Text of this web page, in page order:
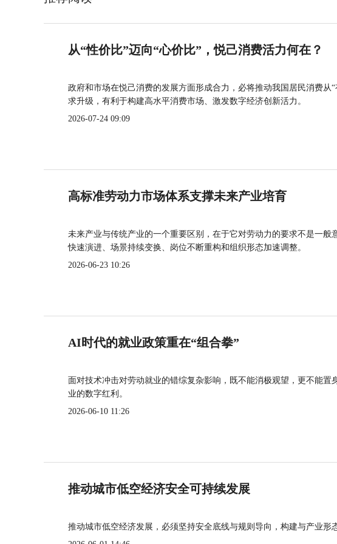
从“性价比”迈向“心价比”，悦己消费活力何在？
政府和市场在悦己消费的发展方面形成合力，必将推动我国居民消费从
求升级，有利于构建高水平消费市场、激发数字经济创新活力。
2026-07-24 09:09
高标准劳动力市场体系支撑未来产业培育
未来产业与传统产业的一个重要区别，在于它对劳动力的要求不是一
快速演进、场景持续变换、岗位不断重构和组织形态加速调整。
2026-06-23 10:26
AI时代的就业政策重在“组合拳”
面对技术冲击对劳动就业的错综复杂影响，既不能消极观望，更不能
业的数字红利。
2026-06-10 11:26
推动城市低空经济安全可持续发展
推动城市低空经济发展，必须坚持安全底线与规则导向，构建与产业形